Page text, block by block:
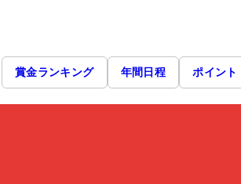
賞金ランキング 年間日程 ポイント